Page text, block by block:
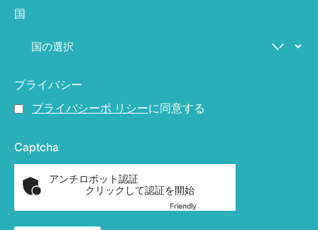
国
プライバシー
プライバシーポ リシーに同意する
Captcha
アンチロボット認証
クリックして認証を開始
FriendlyCaptcha ⇗